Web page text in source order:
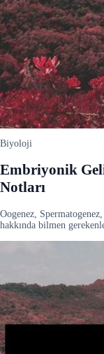
Biyoloji
Embriyonik
Notları
Oogenez,
hakkında bilmen